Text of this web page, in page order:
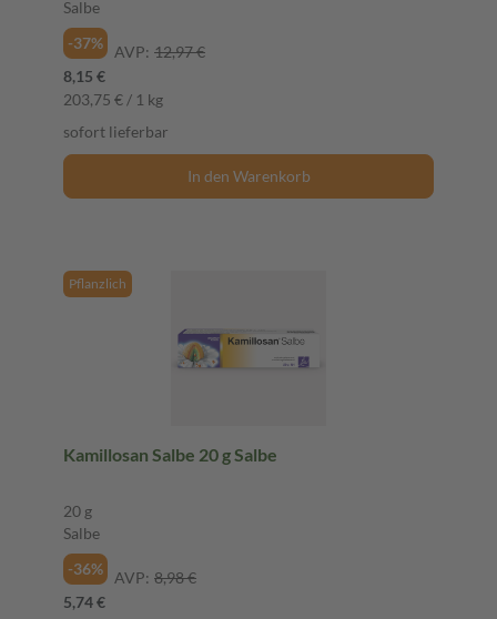
Salbe
-37%
AVP: 12,97 €
8,15 €
203,75 € / 1 kg
sofort lieferbar
In den Warenkorb
Pflanzlich
Kamillosan Salbe 20 g Salbe
20 g
Salbe
-36%
AVP: 8,98 €
5,74 €